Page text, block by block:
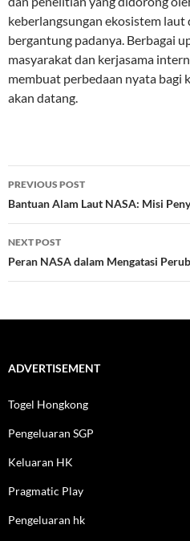
keberlangsungan ekosistem laut
bergantung padanya. Berbagai
masyarakat dan kerjasama
membuat perbedaan nyata bagi
akan datang.
Post
navigation
PREVIOUS POST
Bantuan Alam Laut NASA: Misi
NEXT POST
Peran NASA dalam Mengatasi
ADVERTISEMENT
Togel Hongkong
Pengeluaran SGP
Keluaran HK
Pragmatic Play
Pengeluaran hk